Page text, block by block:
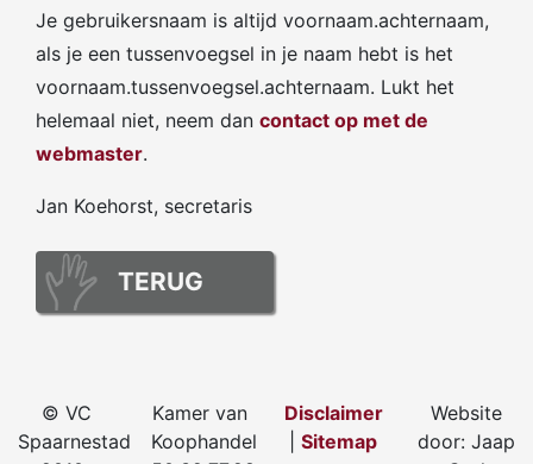
Je gebruikersnaam is altijd voornaam.achternaam,
als je een tussenvoegsel in je naam hebt is het
voornaam.tussenvoegsel.achternaam. Lukt het
helemaal niet, neem dan contact op met de
webmaster.
Jan Koehorst, secretaris
TERUG
© VC
Spaarnestad
Kamer van
Koophandel
Disclaimer
Sitemap
Website
door: Jaap